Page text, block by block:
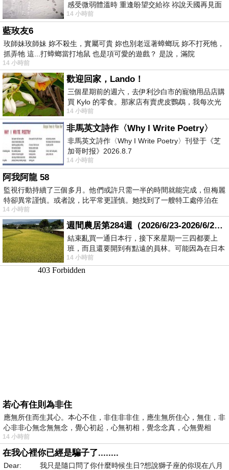
感受微弱體溫時 重逢盼望交給祢 祢說天國再見面
此刻忍淚說別離 他日靈魂再
14 小時前
藍玫友6
玫師妹玫師妹 妳不殺生，實屬可貴 妳也別老逗著蟑螂玩 妳不打死牠，
抓弄牠 這...打蟑螂當打地鼠 也是項可愛的遊戲？ 是說，滿院
14 小時前
歡迎回家，Lando！
三個星期前的週六，去伊利沙白市的寵物用品店購
買 Kylo 的零食。那家店有賣虎皮鸚鵡，我每次光
顧都會去看一下。他們偶爾會引進 C
14 小時前
非馬英文詩作〈Why I Write Poetry〉
非馬英文詩作〈Why I Write Poetry〉刊登于《芝
加哥时报》2026.8.7
14 小時前
阿我阿龍 58
監視行動持續了三個多月。他們或許只需一半的時間就能完成，但梅麗
特卻異常謹慎。或者說，比平常更謹慎。她找到了一艘特工處停泊在
14 小時前
週間農居第284週（2026/6/23-2026/6/24) 夏至 金黃稻浪洋溢豐收喜悅
結束亂買一通日本行，接下來星期一三四都要上
班，而且還要開到有點遠的員林。可能因為在日本
花不少錢，星期一出門上班時，心裡沒有一
14 小時前
若心有住則為非住
應無所住而生其心。本心不住，非住非非住，應生無所住心，無住，非
心非非心無念無無念，覺心初起，心無初相，覺念念真，心無覺相
14 小時前
在我心裡你已經是騙子了........
Dear: 我只是隨口問了你什麼時候生日?想說獅子座的你現在八月